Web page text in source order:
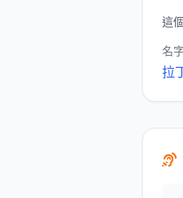
這
名
拉